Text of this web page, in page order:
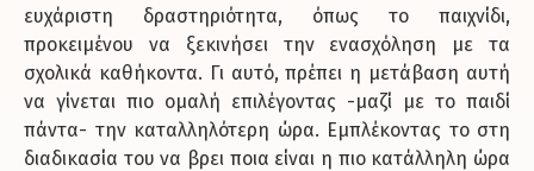
ευχάριστη δραστηριότητα, όπως το παιχνίδι,
προκειμένου να ξεκινήσει την ενασχόληση με τα
σχολικά καθήκοντα. Γι αυτό, πρέπει η μετάβαση αυτή
να γίνεται πιο ομαλή επιλέγοντας -μαζί με το παιδί
πάντα- την καταλληλότερη ώρα. Εμπλέκοντας το στη
διαδικασία του να βρει ποια είναι η πιο κατάλληλη ώρα